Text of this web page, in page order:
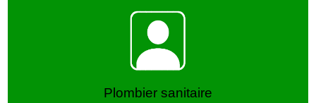
Plombier sanitaire